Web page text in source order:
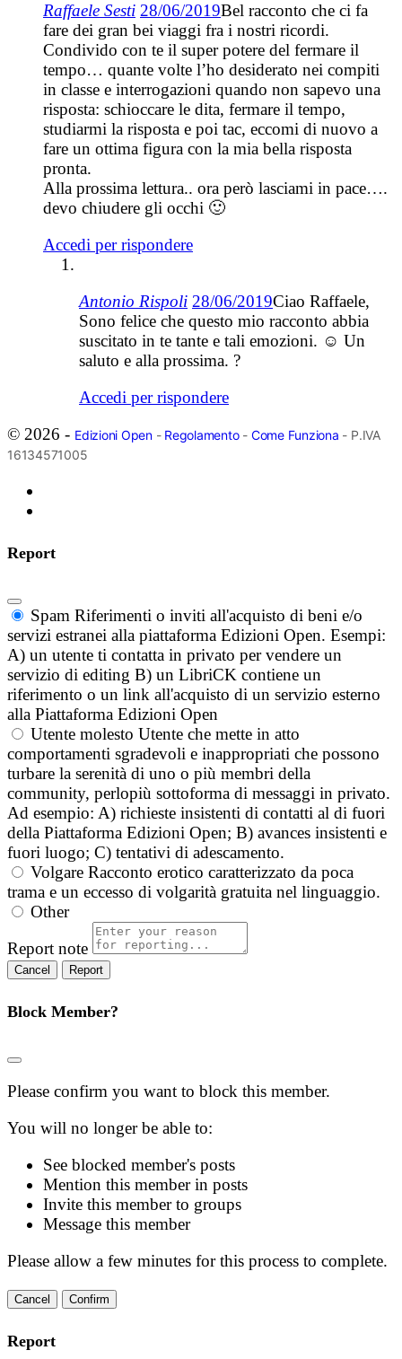
Raffaele Sesti 28/06/2019Bel racconto che ci fa
fare dei gran bei viaggi fra i nostri ricordi.
Condivido con te il super potere del fermare il
tempo… quante volte l’ho desiderato nei compiti
in classe e interrogazioni quando non sapevo una
risposta: schioccare le dita, fermare il tempo,
studiarmi la risposta e poi tac, eccomi di nuovo a
fare un ottima figura con la mia bella risposta
pronta.
Alla prossima lettura.. ora però lasciami in pace….
devo chiudere gli occhi 🙂
Accedi per rispondere
Antonio Rispoli 28/06/2019Ciao Raffaele,
Sono felice che questo mio racconto abbia
suscitato in te tante e tali emozioni. ☺ Un
saluto e alla prossima. ?
Accedi per rispondere
© 2026 - Edizioni Open- Regolamento- Come Funziona - P.IVA
16134571005
Report
Spam Riferimenti o inviti all'acquisto di beni e/o
servizi estranei alla piattaforma Edizioni Open. Esempi:
A) un utente ti contatta in privato per vendere un
servizio di editing B) un LibriCK contiene un
riferimento o un link all'acquisto di un servizio esterno
alla Piattaforma Edizioni Open
Utente molesto Utente che mette in atto
comportamenti sgradevoli e inappropriati che possono
turbare la serenità di uno o più membri della
community, perlopiù sottoforma di messaggi in privato.
Ad esempio: A) richieste insistenti di contatti al di fuori
della Piattaforma Edizioni Open; B) avances insistenti e
fuori luogo; C) tentativi di adescamento.
Volgare Racconto erotico caratterizzato da poca
trama e un eccesso di volgarità gratuita nel linguaggio.
Other
Report note
Report
Block Member?
Please confirm you want to block this member.
You will no longer be able to:
See blocked member's posts
Mention this member in posts
Invite this member to groups
Message this member
Please allow a few minutes for this process to complete.
Confirm
Report